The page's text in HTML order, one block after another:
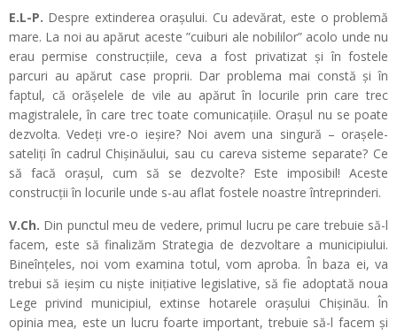
E.L-P. Despre extinderea orașului. Cu adevărat, este o problemă
mare. La noi au apărut aceste ”cuiburi ale nobililor” acolo unde nu
erau permise construcțiile, ceva a fost privatizat și în fostele
parcuri au apărut case proprii. Dar problema mai constă și în
faptul, că orășelele de vile au apărut în locurile prin care trec
magistralele, în care trec toate comunicațiile. Orașul nu se poate
dezvolta. Vedeți vre-o ieșire? Noi avem una singură – orașele-
sateliți în cadrul Chișinăului, sau cu careva sisteme separate? Ce
să facă orașul, cum să se dezvolte? Este imposibil! Aceste
construcții în locurile unde s-au aflat fostele noastre întreprinderi.
V.Ch. Din punctul meu de vedere, primul lucru pe care trebuie să-l
facem, este să finalizăm Strategia de dezvoltare a municipiului.
Bineînțeles, noi vom examina totul, vom aproba. În baza ei, va
trebui să ieșim cu niște inițiative legislative, să fie adoptată noua
Lege privind municipiul, extinse hotarele orașului Chișinău. În
opinia mea, este un lucru foarte important, trebuie să-l facem și